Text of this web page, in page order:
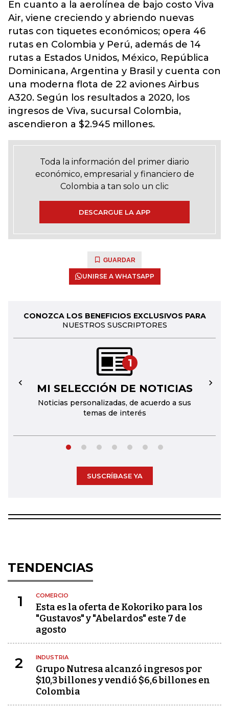
En cuanto a la aerolínea de bajo costo Viva
Air, viene creciendo y abriendo nuevas
rutas con tiquetes económicos; opera 46
rutas en Colombia y Perú, además de 14
rutas a Estados Unidos, México, República
Dominicana, Argentina y Brasil y cuenta con
una moderna flota de 22 aviones Airbus
A320. Según los resultados a 2020, los
ingresos de Viva, sucursal Colombia,
ascendieron a $2.945 millones.
Toda la información del primer diario
económico, empresarial y financiero de
Colombia a tan solo un clic
DESCARGUE LA APP
GUARDAR
UNIRSE A WHATSAPP
CONOZCA LOS BENEFICIOS EXCLUSIVOS PARA
NUESTROS SUSCRIPTORES
1
MI SELECCIÓN DE NOTICIAS
Noticias personalizadas, de acuerdo a sus
temas de interés
← →
SUSCRÍBASE YA
TENDENCIAS
1 COMERCIO
Esta es la oferta de Kokoriko para los
"Gustavos" y "Abelardos" este 7 de
agosto
2 INDUSTRIA
Grupo Nutresa alcanzó ingresos por
$10,3 billones y vendió $6,6 billones en
Colombia